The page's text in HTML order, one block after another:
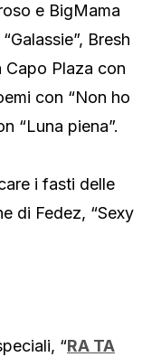
e BigMama
Bresh
Capo Plaza con
con “Non ho
“Luna piena”.
i fasti delle
di Fedez, “Sexy
“RA TA